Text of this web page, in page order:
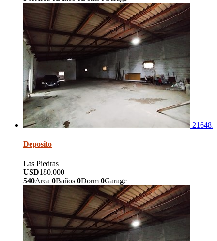
216481
Deposito
Las Piedras
USD180.000
540Area 0Baños 0Dorm 0Garage